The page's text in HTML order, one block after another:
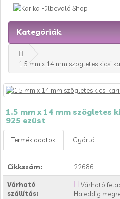
Kategóriák
1.5 mm x 14 mm szögletes kicsi
1.5 mm x 14 mm szögletes
925 ezüst
Termék adatok Gyártó
Cikkszám: 22686
Várható
szállítás:
Várható
Ha eddig